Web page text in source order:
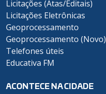
Licitações (Atas/Editais)
Licitações Eletrônicas
Geoprocessamento
Geoprocessamento (Novo)
Telefones úteis
Educativa FM
ACONTECE NA CIDADE